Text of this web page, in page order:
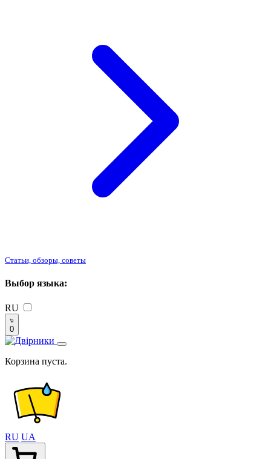
Статьи, обзоры, советы
Выбор языка:
RU
0
Корзина пуста.
RU UA